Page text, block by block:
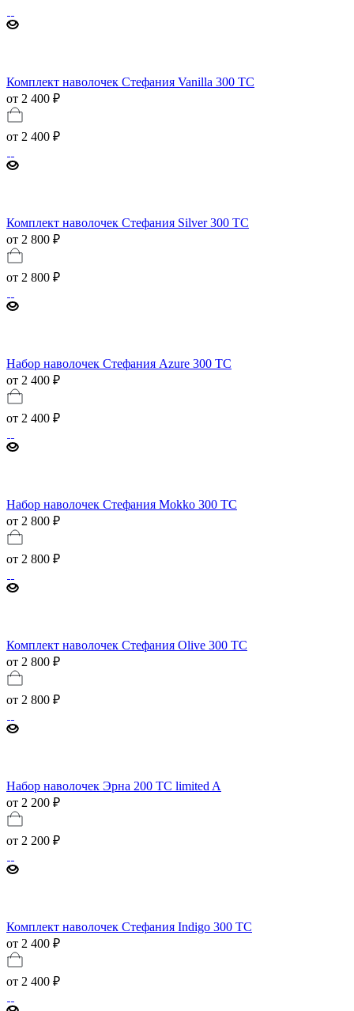
Комплект наволочек Стефания Vanilla 300 ТС
от 2 400 ₽
от 2 400 ₽
Комплект наволочек Стефания Silver 300 ТС
от 2 800 ₽
от 2 800 ₽
Набор наволочек Стефания Azure 300 ТС
от 2 400 ₽
от 2 400 ₽
Набор наволочек Стефания Mokko 300 ТС
от 2 800 ₽
от 2 800 ₽
Комплект наволочек Стефания Olive 300 ТС
от 2 800 ₽
от 2 800 ₽
Набор наволочек Эрна 200 TC limited A
от 2 200 ₽
от 2 200 ₽
Комплект наволочек Стефания Indigo 300 TC
от 2 400 ₽
от 2 400 ₽